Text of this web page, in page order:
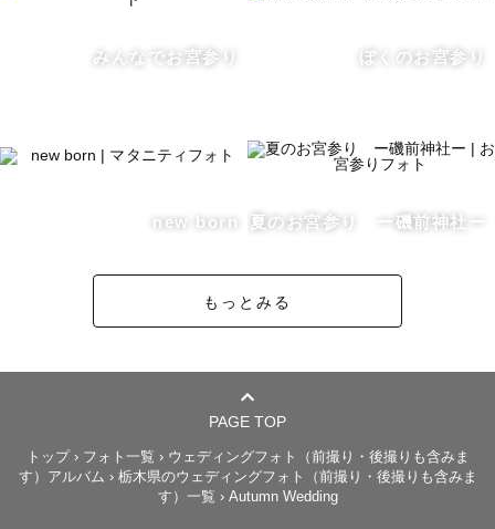
まずはご相談ください🌷
土日祝日が撮影可能日となりますが、スケジュールが△や
✕の日でも対応可能になる場合がございます！
＝＝＝＝＝＝＝＝＝＝＝＝
最後までお読みいただたきありがとうございます！
みんなでお宮参り ぼくのお宮参り
new born 夏のお宮参り ー磯前神社ー
もっとみる
PAGE TOP
トップ› フォト一覧 › ウェディングフォト（前撮り・後撮りも含みま
す）アルバム › 栃木県のウェディングフォト（前撮り・後撮りも含みま
す）一覧 › Autumn Wedding